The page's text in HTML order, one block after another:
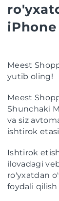
Meest
yutib oling!
Meest
Shunchaki
va siz
ishtirok
Ishtirok
ilovadagi
ro'yxatdan
foydali